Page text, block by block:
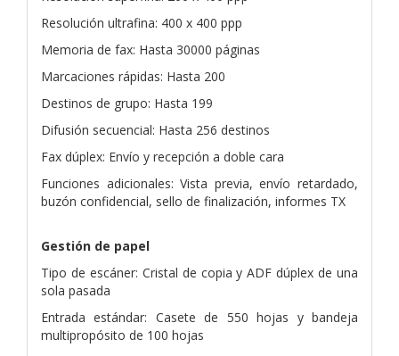
Resolución ultrafina: 400 x 400 ppp
Memoria de fax: Hasta 30000 páginas
Marcaciones rápidas: Hasta 200
Destinos de grupo: Hasta 199
Difusión secuencial: Hasta 256 destinos
Fax dúplex: Envío y recepción a doble cara
Funciones adicionales: Vista previa, envío retardado,
buzón confidencial, sello de finalización, informes TX
Gestión de papel
Tipo de escáner: Cristal de copia y ADF dúplex de una
sola pasada
Entrada estándar: Casete de 550 hojas y bandeja
multipropósito de 100 hojas